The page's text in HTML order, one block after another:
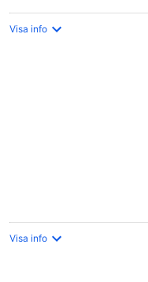
Visa info
Visa info